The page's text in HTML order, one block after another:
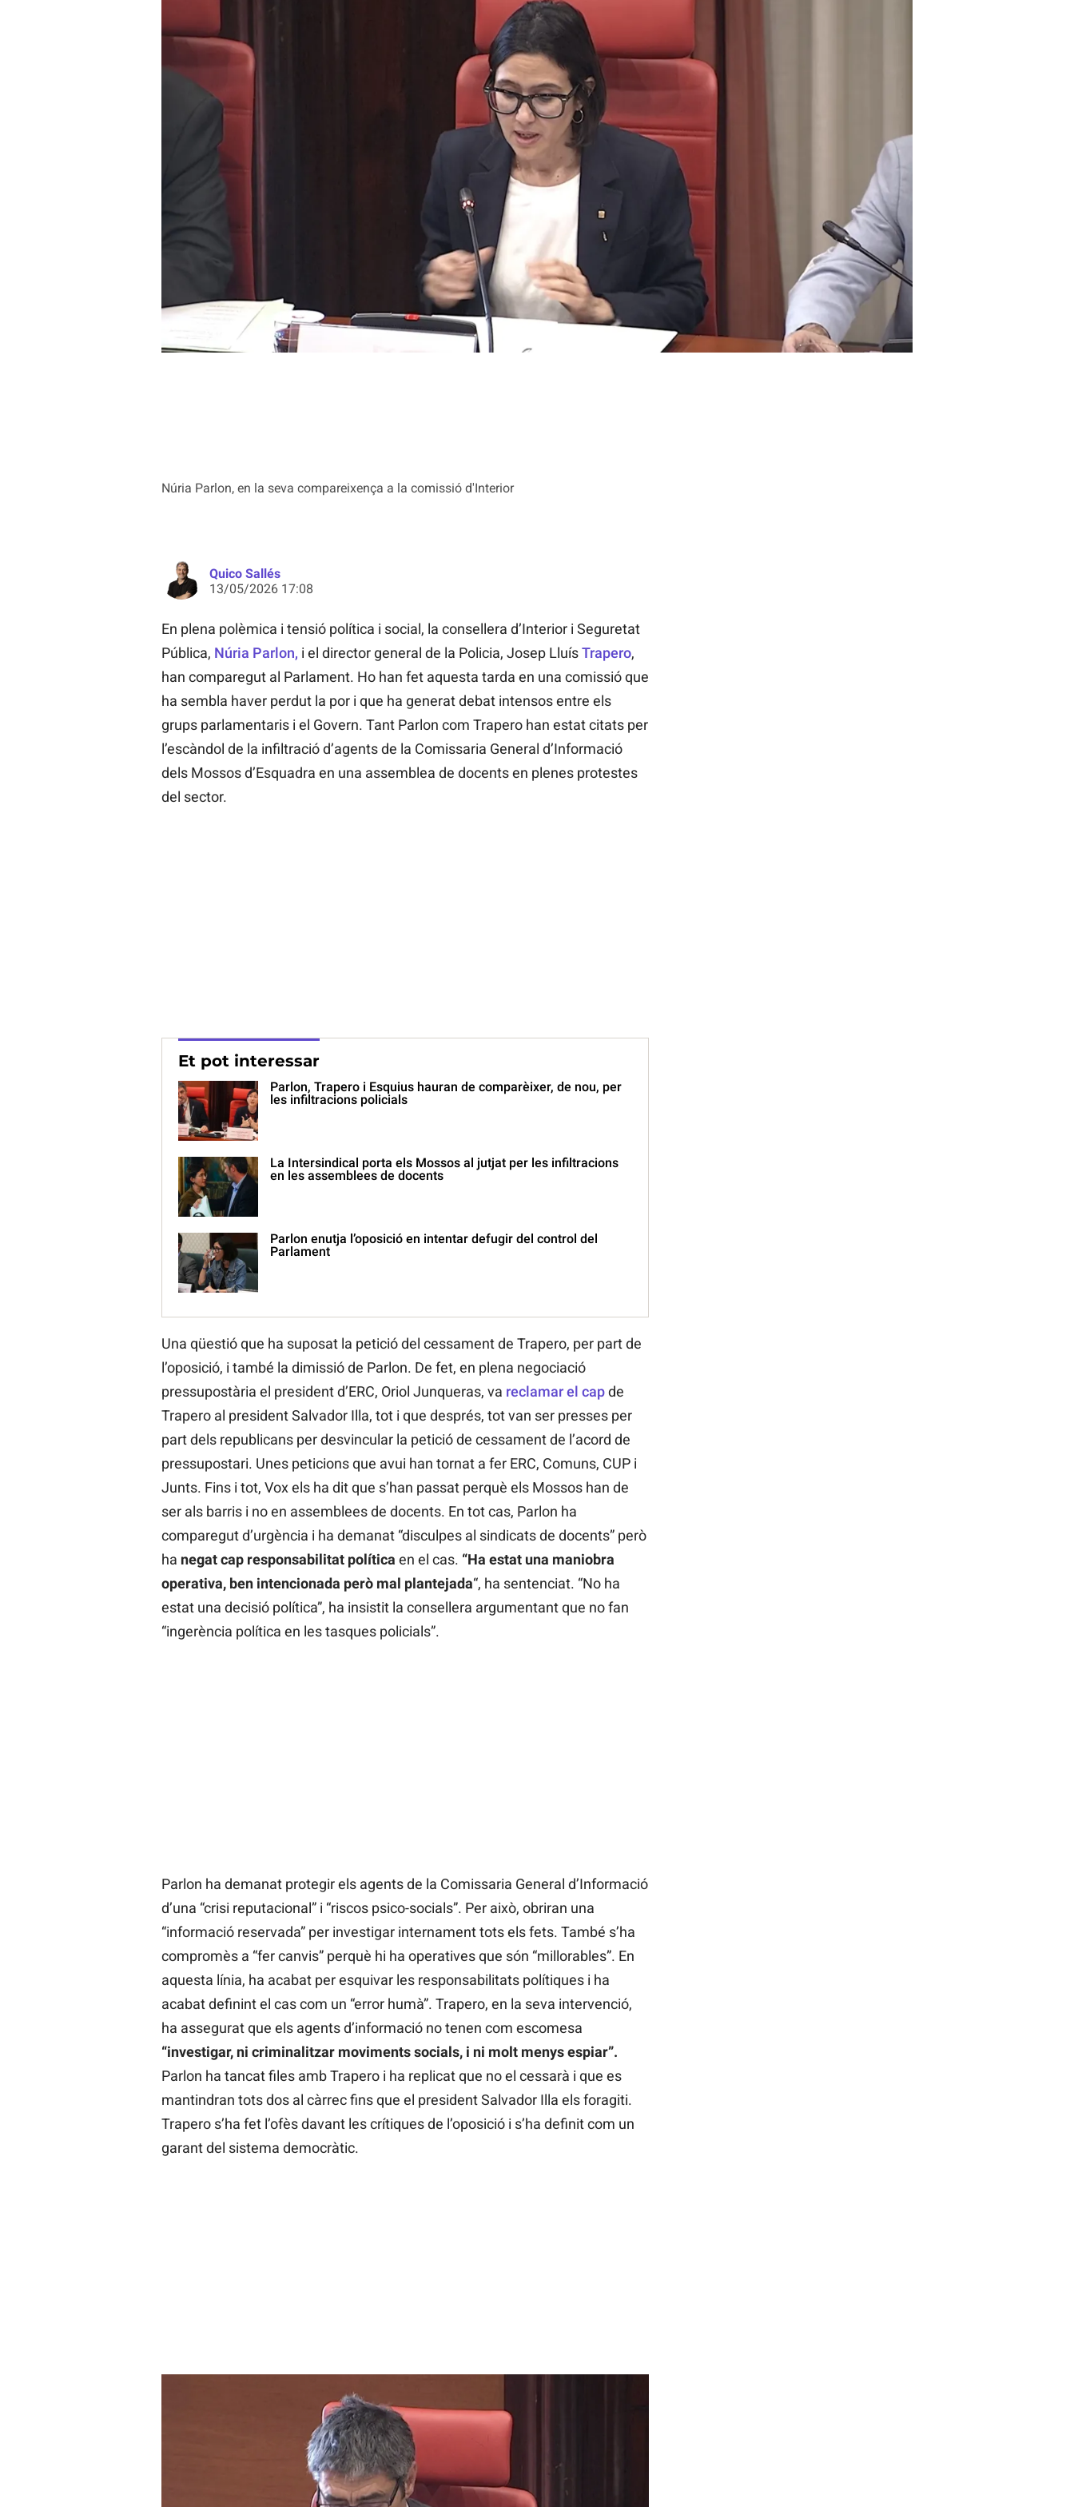
Núria Parlon, en la seva compareixença a la comissió d'Interior
Quico Sallés
13/05/2026 17:08
En plena polèmica i tensió política i social, la consellera d’Interior i Seguretat
Pública, Núria Parlon, i el director general de la Policia, Josep LluísTrapero,
han comparegut al Parlament. Ho han fet aquesta tarda en una comissió que
ha sembla haver perdut la por i que ha generat debat intensos entre els
grups parlamentaris i el Govern. Tant Parlon com Trapero han estat citats per
l’escàndol de la infiltració d’agents de la Comissaria General d’Informació
dels Mossos d’Esquadra en una assemblea de docents en plenes protestes
del sector.
Et pot interessar
Parlon, Trapero i Esquius hauran de comparèixer, de nou, per
les infiltracions policials
La Intersindical porta els Mossos al jutjat per les infiltracions
en les assemblees de docents
Parlon enutja l’oposició en intentar defugir del control del
Parlament
Una qüestió que ha suposat la petició del cessament de Trapero, per part de
l’oposició, i també la dimissió de Parlon. De fet, en plena negociació
pressupostària el president d’ERC, Oriol Junqueras, va reclamar el capde
Trapero al president Salvador Illa, tot i que després, tot van ser presses per
part dels republicans per desvincular la petició de cessament de l’acord de
pressupostari. Unes peticions que avui han tornat a fer ERC, Comuns, CUP i
Junts. Fins i tot, Vox els ha dit que s’han passat perquè els Mossos han de
ser als barris i no en assemblees de docents. En tot cas, Parlon ha
comparegut d’urgència i ha demanat “disculpes al sindicats de docents” però
ha negat cap responsabilitat política en el cas. “Ha estat una maniobra
operativa, ben intencionada però mal plantejada“, ha sentenciat. “No ha
estat una decisió política”, ha insistit la consellera argumentant que no fan
“ingerència política en les tasques policials”.
Parlon ha demanat protegir els agents de la Comissaria General d’Informació
d’una “crisi reputacional” i “riscos psico-socials”. Per això, obriran una
“informació reservada” per investigar internament tots els fets. També s’ha
compromès a “fer canvis” perquè hi ha operatives que són “millorables”. En
aquesta línia, ha acabat per esquivar les responsabilitats polítiques i ha
acabat definint el cas com un “error humà”. Trapero, en la seva intervenció,
ha assegurat que els agents d’informació no tenen com escomesa
“investigar, ni criminalitzar moviments socials, i ni molt menys espiar”.
Parlon ha tancat files amb Trapero i ha replicat que no el cessarà i que es
mantindran tots dos al càrrec fins que el president Salvador Illa els foragiti.
Trapero s’ha fet l’ofès davant les crítiques de l’oposició i s’ha definit com un
garant del sistema democràtic.